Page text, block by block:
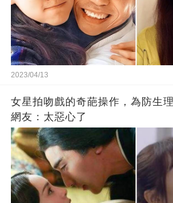
2023/04/13
女星拍吻戲的奇葩操作，為防生
網友：太惡心了